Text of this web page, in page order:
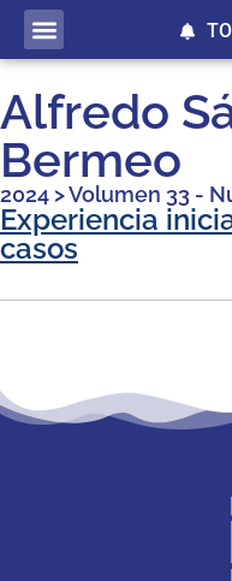
Alfredo
Bermeo
2024 >Volumen 33 -
Experiencia
casos